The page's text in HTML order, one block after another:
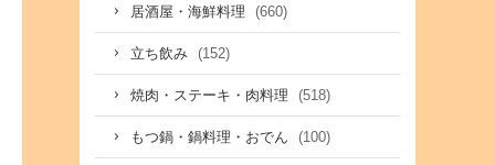
居酒屋・海鮮料理 (660)
立ち飲み (152)
焼肉・ステーキ・肉料理 (518)
もつ鍋・鍋料理・おでん (100)